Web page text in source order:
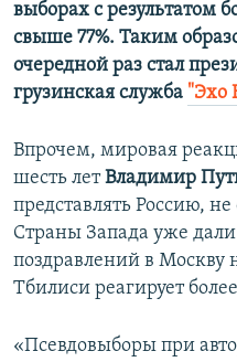
выборах с результатом
свыше 77%. Таким
очередной раз стал
грузинская служба "Эхо
Впрочем, мировая
шесть летВладимир
представлять Россию,
Страны Запада уже
поздравлений в Москву
Тбилиси реагирует
«Псевдовыборы при